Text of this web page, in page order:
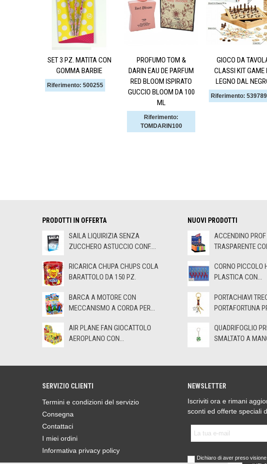
SET 3 PZ. MATITA CON
GOMMA BARBIE
Riferimento: 500255
PROFUMO TOM &
DARIN EAU DE PARFUM
RED BLOOM ISPIRATO
GUCCIO BLOOM DA 100
ML
Riferimento:
TOMDARIN100
GIOCO DA
CLASSI KIT GAME
LEGNO DAL
Riferimento: 539789
PRODOTTI IN OFFERTA
SAILA LIQUIRIZIA SENZA
ZUCCHERO ASTUCCIO CONF....
RICARICA CHUPA CHUPS COLA
BARATTOLO DA 150 PZ.
BARCA A MOTORE CON
MECCANISMO A CORDA PER...
AIR PLANE FAN GIOCATTOLO
AEROPLANO CON...
NUOVI PRODOTTI
ACCENDINO
TRASPARENTE
CORNO PICCOLO
PLASTICA CON...
PORTACHIAVI
PORTAFORTUNA
QUADRIFOGLIO
SMALTATO A
SERVIZIO CLIENTI
Termini e condizioni del servizio
Consegna
Contattaci
I miei ordini
Informativa privacy policy
NEWSLETTER
Iscriviti ora e rimani
sconti ed offerte speciali
Dichiaro di aver preso